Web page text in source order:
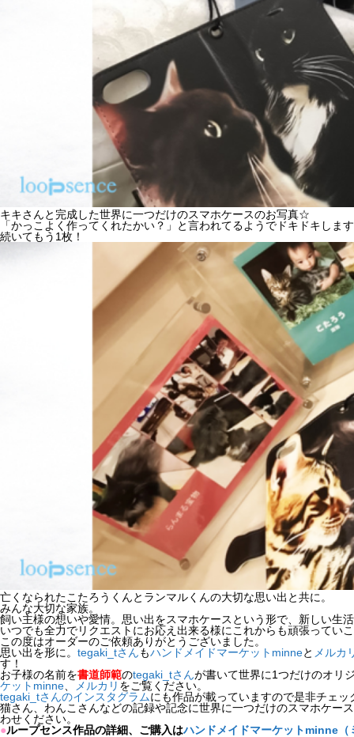
キキさんと完成した世界に一つだけのスマホケースのお写真☆
「かっこよく作ってくれたかい？」と言われてるようでドキドキしま
続いてもう1枚！
亡くなられたこたろうくんとランマルくんの大切な思い出と共に。
みんな大切な家族。
飼い主様の想いや愛情。思い出をスマホケースという形で、新しい生
いつでも全力でリクエストにお応え出来る様にこれからも頑張ってい
この度はオーダーのご依頼ありがとうございました。
思い出を形に。 tegaki_tさんもハンドメイドマーケットminneと メルカ
す！
お子様の名前を書道師範のtegaki_tさんが書いて世界に1つだけのオリ
ケットminne
メルカリ をご覧ください。
tegaki_tさんのインスタグラムにも作品が載っていますので是非チェッ
猫さん、わんこさんなどの記録や記念に世界に一つだけのスマホケー
わせください。
●ループセンス作品の詳細、ご購入はハンドメイドマーケットminne（